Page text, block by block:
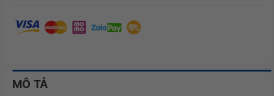
MÔ TẢ